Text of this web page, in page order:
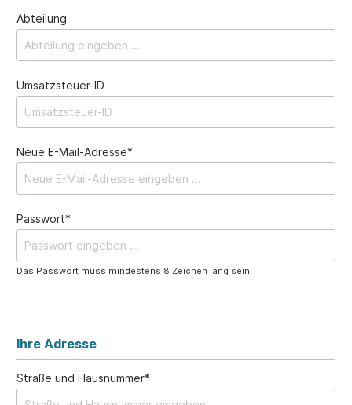
Abteilung
Umsatzsteuer-ID
Neue E-Mail-Adresse*
Passwort*
Das Passwort muss mindestens 8 Zeichen lang sein.
Ihre Adresse
Straße und Hausnummer*